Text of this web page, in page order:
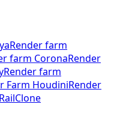
Render farm
farm CoronaRender
Render farm
Farm HoudiniRender